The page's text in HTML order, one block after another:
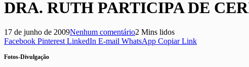
DRA. RUTH PARTICIPA DE
17 de junho de 2009Nenhum comentário2 Mins lidos
Facebook Pinterest LinkedIn E-mail WhatsApp Copiar Link
Fotos-Divulgação